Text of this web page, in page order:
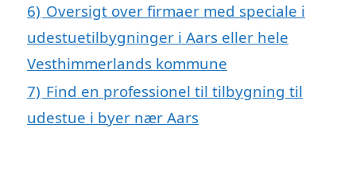
6) Oversigt over firmaer med speciale i
udestuetilbygninger i Aars eller hele
Vesthimmerlands kommune
7) Find en professionel til tilbygning til
udestue i byer nær Aars